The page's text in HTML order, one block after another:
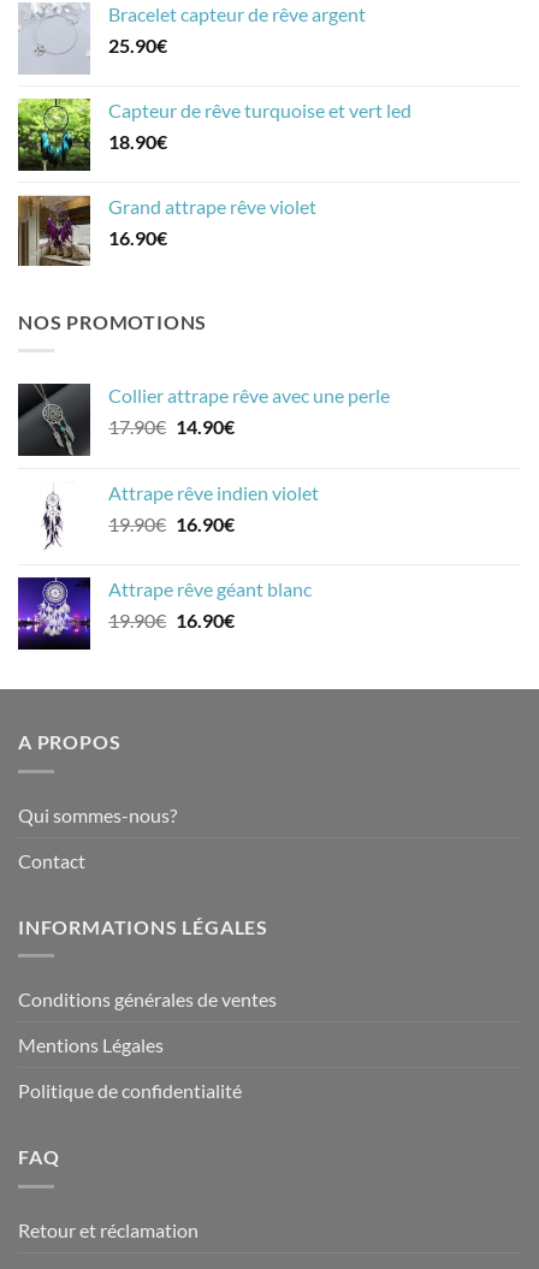
Bracelet capteur de rêve argent
25.90€
Capteur de rêve turquoise et vert led
18.90€
Grand attrape rêve violet
16.90€
NOS PROMOTIONS
Collier attrape rêve avec une perle
17.90€ Le
était :
17.90€.
14.90€Le
est :
14.90€.
Attrape rêve indien violet
19.90€ Le
était :
19.90€.
16.90€Le
est :
16.90€.
Attrape rêve géant blanc
19.90€ Le
était :
16.90€Le
est :
A PROPOS
Qui sommes-nous?
Contact
INFORMATIONS LÉGALES
Conditions générales de ventes
Mentions Légales
Politique de confidentialité
FAQ
Retour et réclamation